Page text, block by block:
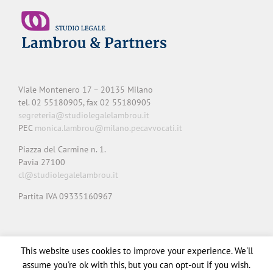
Viale Montenero 17 – 20135 Milano
tel. 02 55180905, fax 02 55180905
segreteria@studiolegalelambrou.it
PEC monica.lambrou@milano.pecavvocati.it
Piazza del Carmine n. 1.
Pavia 27100
cl@studiolegalelambrou.it
Partita IVA 09335160967
Privacy Cookie Note legali Credits
This website uses cookies to improve your experience. We'll
assume you're ok with this, but you can opt-out if you wish.